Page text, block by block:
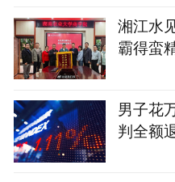
湘江水
霸得蛮
男子花
判全额